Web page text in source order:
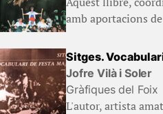
amb aportacions
Sitges.
Jofre Vilà i Soler
Gràfiques del Foix
L'autor, artista